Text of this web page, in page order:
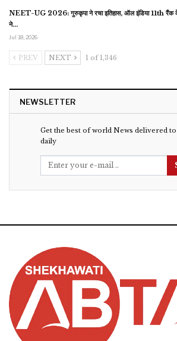
NEET-UG 2026: गुरुकृपा ने रचा इतिहास, ऑल इंडिया 11th रैंक
ने…
Jul 18, 2026
PREV NEXT 1 of 1,346
NEWSLETTER
Get the best of world News delivered
daily